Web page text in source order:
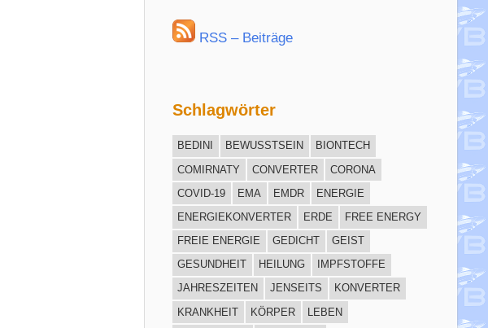
RSS – Beiträge
Schlagwörter
BEDINI BEWUSSTSEIN
BIONTECH
COMIRNATY
CONVERTER
CORONA
COVID-19
EMA EMDR
ENERGIE
ENERGIEKONVERTER
ERDE
FREE ENERGY
FREIE ENERGIE
GEDICHT
GEIST
GESUNDHEIT
HEILUNG
IMPFSTOFFE
JAHRESZEITEN
JENSEITS
KONVERTER
KRANKHEIT
KÖRPER
LEBEN